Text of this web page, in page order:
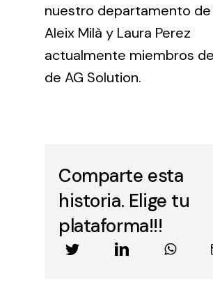
nuestro departamento de
Aleix Milà y Laura Perez
actualmente miembros
de AG Solution.
Comparte esta
historia. Elige tu
plataforma!!!